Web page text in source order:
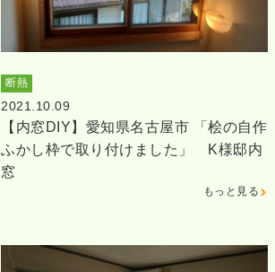
断熱
2021.10.09
【内窓DIY】愛知県名古屋市 「桧の自作
ふかし枠で取り付けました」 K様邸内
窓
もっと見る